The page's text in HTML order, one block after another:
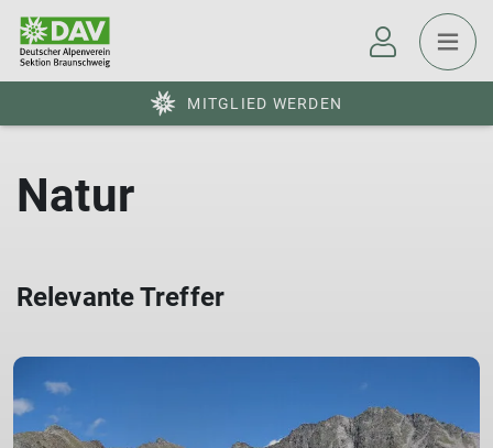
MITGLIED WERDEN
Natur
Relevante Treffer